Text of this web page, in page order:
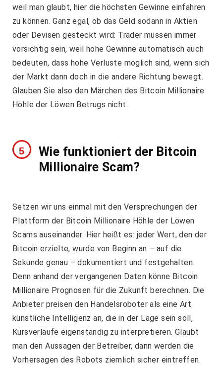
weil man glaubt, hier die höchsten Gewinne einfahren
zu können. Ganz egal, ob das Geld sodann in Aktien
oder Devisen gesteckt wird: Trader müssen immer
vorsichtig sein, weil hohe Gewinne automatisch auch
bedeuten, dass hohe Verluste möglich sind, wenn sich
der Markt dann doch in die andere Richtung bewegt.
Glauben Sie also den Märchen des Bitcoin Millionaire
Höhle der Löwen Betrugs nicht.
Wie funktioniert der Bitcoin
Millionaire Scam?
Setzen wir uns einmal mit den Versprechungen der
Plattform der Bitcoin Millionaire Höhle der Löwen
Scams auseinander. Hier heißt es: jeder Wert, den der
Bitcoin erzielte, wurde von Beginn an – auf die
Sekunde genau – dokumentiert und festgehalten.
Denn anhand der vergangenen Daten könne Bitcoin
Millionaire Prognosen für die Zukunft berechnen. Die
Anbieter preisen den Handelsroboter als eine Art
künstliche Intelligenz an, die in der Lage sein soll,
Kursverläufe eigenständig zu interpretieren. Glaubt
man den Aussagen der Betreiber, dann werden die
Vorhersagen des Robots ziemlich sicher eintreffen.